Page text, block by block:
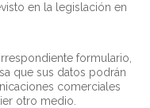
en la legislación en
formulario,
que sus datos podrán
comerciales
otro medio.